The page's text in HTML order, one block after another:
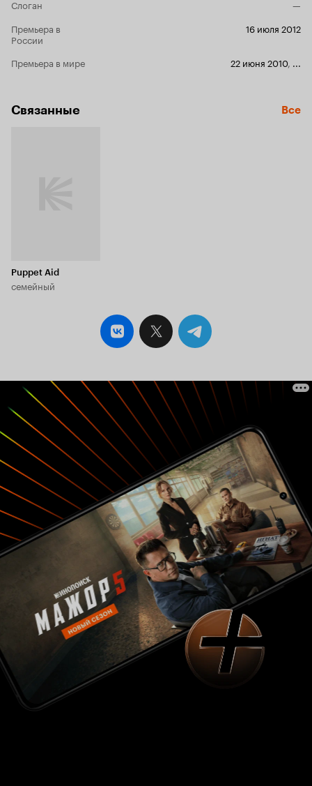
для всех. Но, как это частенько уже получается,
сериал
второго
Слоган
—
Премьера в
России
16 июля 2012
Премьера в мире 22 июня 2010,
Связанные Все
Puppet Aid
семейный